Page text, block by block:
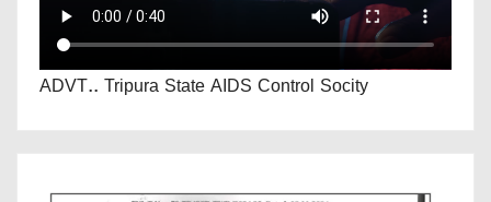
ADVT.. Tripura State AIDS Control Socity